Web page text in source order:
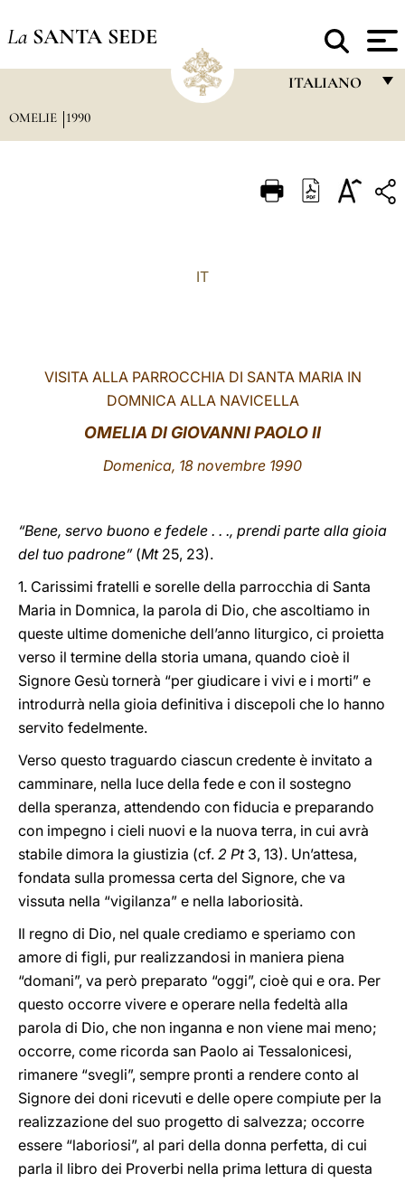
La SANTA SEDE
ITALIANO
ITALIANO
中文
LATINE
OMELIE 1990
IT
VISITA ALLA PARROCCHIA DI SANTA MARIA IN
DOMNICA ALLA NAVICELLA
OMELIA DI GIOVANNI PAOLO II
Domenica, 18 novembre 1990
“Bene, servo buono e fedele . . ., prendi parte alla gioia
del tuo padrone”(Mt25, 23).
1. Carissimi fratelli e sorelle della parrocchia di Santa
Maria in Domnica, la parola di Dio, che ascoltiamo in
queste ultime domeniche dell’anno liturgico, ci proietta
verso il termine della storia umana, quando cioè il
Signore Gesù tornerà “per giudicare i vivi e i morti” e
introdurrà nella gioia definitiva i discepoli che lo hanno
servito fedelmente.
Verso questo traguardo ciascun credente è invitato a
camminare, nella luce della fede e con il sostegno
della speranza, attendendo con fiducia e preparando
con impegno i cieli nuovi e la nuova terra, in cui avrà
stabile dimora la giustizia (cf. 2 Pt3, 13). Un’attesa,
fondata sulla promessa certa del Signore, che va
vissuta nella “vigilanza” e nella laboriosità.
Il regno di Dio, nel quale crediamo e speriamo con
amore di figli, pur realizzandosi in maniera piena
“domani”, va però preparato “oggi”, cioè qui e ora. Per
questo occorre vivere e operare nella fedeltà alla
parola di Dio, che non inganna e non viene mai meno;
occorre, come ricorda san Paolo ai Tessalonicesi,
rimanere “svegli”, sempre pronti a rendere conto al
Signore dei doni ricevuti e delle opere compiute per la
realizzazione del suo progetto di salvezza; occorre
essere “laboriosi”, al pari della donna perfetta, di cui
parla il libro dei Proverbi nella prima lettura di questa